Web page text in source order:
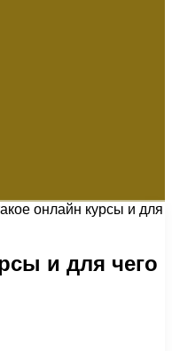
онлайн курсы и для
и для чего